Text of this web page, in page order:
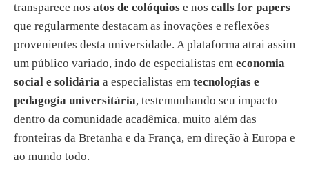
transparece nos atos de colóquios e nos calls for papers
que regularmente destacam as inovações e reflexões
provenientes desta universidade. A plataforma atrai assim
um público variado, indo de especialistas em economia
social e solidária a especialistas em tecnologias e
pedagogia universitária, testemunhando seu impacto
dentro da comunidade acadêmica, muito além das
fronteiras da Bretanha e da França, em direção à Europa e
ao mundo todo.